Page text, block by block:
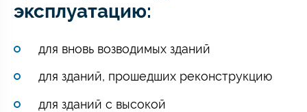
эксплуатацию:
для вновь возводимых зданий
для зданий, прошедших реконструкцию
для зданий с высокой